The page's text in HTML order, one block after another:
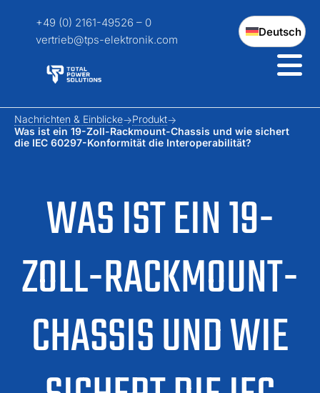
+49 (0) 2161-49526 – 0
vertrieb@tps-elektronik.com
Deutsch
WAS IST EIN 19-
ZOLL-RACKMOUNT-
CHASSIS UND WIE
Nachrichten & Einblicke
Produkt
Was ist ein 19-Zoll-Rackmount-Chassis und wie sichert
die IEC 60297-Konformität die Interoperabilität?